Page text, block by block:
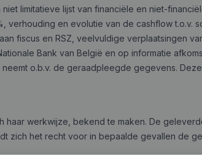
limitatieve lijst van financiële en niet-
verhouding en evolutie van de cashflow t.o.v.
fiscus en RSZ, veelvuldige verplaatsingen
Bank van België en op informatie
o.b.v. de geraadpleegde gegevens.
werkwijze, bekend te maken. De
zich het recht voor in bepaalde gevallen de